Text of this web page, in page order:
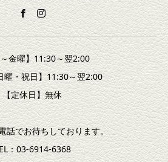
金曜】11:30～翌2:00
曜・祝日】11:30～翌2:00
【定休日】無休
話でお待ちしております。
：03-6914-6368